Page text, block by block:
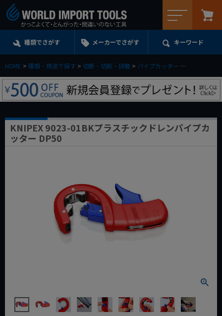
種類でさがす メーカーでさがす キーワード
HOME 種類・用途で探す 切断・切削・研磨 パイプカッター
KNIPEX 9023-01BKプラスチックドレンパイプカ
ッター DP50